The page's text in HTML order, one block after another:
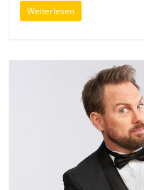
Weiterlesen